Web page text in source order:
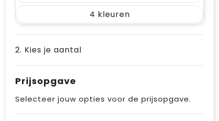
4
2. Kies je aantal
Prijsopgave
Selecteer jouw opties voor de prijsopgave.